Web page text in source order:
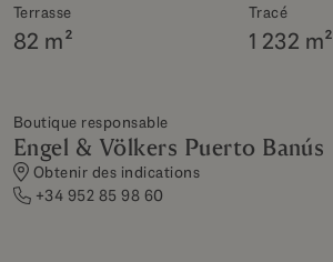
Terrasse
82 m²
Tracé
1 232 m²
Boutique responsable
Engel & Völkers Puerto Banús
Obtenir des indications
+34 952 85 98 60